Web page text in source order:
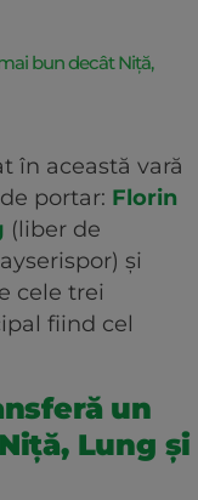
bun decât Niță,
în această vară
portar: Florin
(liber de
și
cele trei
fiind cel
un
Lung și